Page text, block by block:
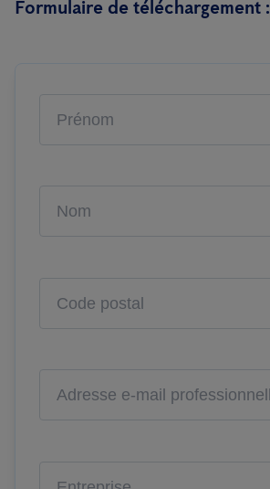
Formulaire de téléchargement :